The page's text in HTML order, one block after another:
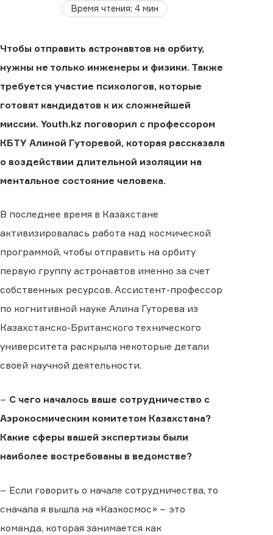
Время чтения: 4мин
Чтобы отправить астронавтов на орбиту,
нужны не только инженеры и физики. Также
требуется участие психологов, которые
готовят кандидатов к их сложнейшей
миссии. Youth.kz поговорил с профессором
КБТУ Алиной Гуторевой, которая рассказала
о воздействии длительной изоляции на
ментальное состояние человека.
В последнее время в Казахстане
активизировалась работа над космической
программой, чтобы отправить на орбиту
первую группу астронавтов именно за счет
собственных ресурсов. Ассистент-профессор
по когнитивной науке Алина Гуторева из
Казахстанско-Британского технического
университета раскрыла некоторые детали
своей научной деятельности.
− С чего началось ваше сотрудничество с
Аэрокосмическим комитетом Казахстана?
Какие сферы вашей экспертизы были
наиболее востребованы в ведомстве?
− Если говорить о начале сотрудничества, то
сначала я вышла на «Казкосмос» − это
команда, которая занимается как